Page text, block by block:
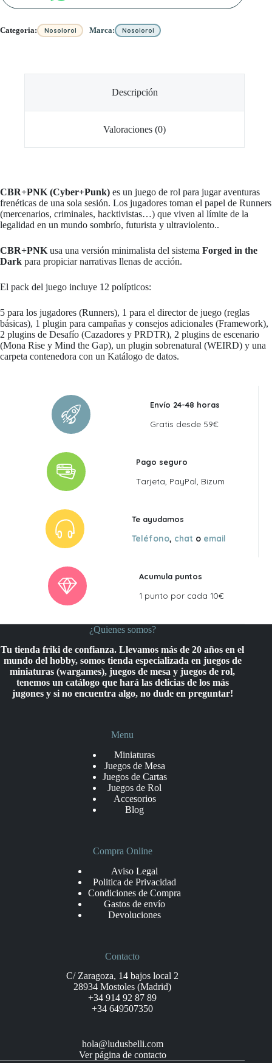
Categoria: Nosolorol Marca: Nosolorol
Descripción
Valoraciones (0)
CBR+PNK (Cyber+Punk) es un juego de rol para jugar aventuras
frenéticas de una sola sesión. Los jugadores toman el papel de Runners
(mercenarios, criminales, hacktivistas…) que viven al límite de la
legalidad en un mundo sombrío, futurista y ultraviolento..
CBR+PNK usa una versión minimalista del sistema Forged in the
Dark para propiciar narrativas llenas de acción.
El pack del juego incluye 12 polípticos:
5 para los jugadores (Runners), 1 para el director de juego (reglas
básicas), 1 plugin para campañas y consejos adicionales (Framework),
2 plugins de Desafío (Cazadores y PRDTR), 2 plugins de escenario
(Mona Rise y Mind the Gap), un plugin sobrenatural (WEIRD) y una
carpeta contenedora con un Katálogo de datos.
Envío 24-48 horas
Gratis desde 59€
Pago seguro
Tarjeta, PayPal, Bizum
Te ayudamos
Teléfono, chat o email
Acumula puntos
1 punto por cada 10€
¿Quienes somos?
Tu tienda friki de confianza. Llevamos más de 20 años en el
mundo del hobby, somos tienda especializada en juegos de
miniaturas (wargames), juegos de mesa y juegos de rol,
tenemos un catálogo que hará las delicias de los más
jugones y si no encuentra algo, no dude en preguntar!
Menu
Miniaturas
Juegos de Mesa
Juegos de Cartas
Juegos de Rol
Accesorios
Blog
Compra Online
Aviso Legal
Politica de Privacidad
Condiciones de Compra
Gastos de envío
Devoluciones
Contacto
C/ Zaragoza, 14 bajos local 2
28934 Mostoles (Madrid)
+34 914 92 87 89
+34 649507350
hola@ludusbelli.com
Ver página de contacto